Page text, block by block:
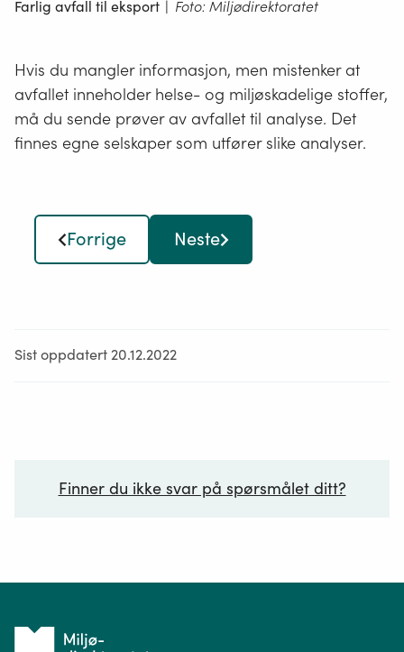
Farlig avfall til eksport | Foto: Miljødirektoratet
Hvis du mangler informasjon, men mistenker at
avfallet inneholder helse- og miljøskadelige stoffer,
må du sende prøver av avfallet til analyse. Det
finnes egne selskaper som utfører slike analyser.
Forrige Neste
Sist oppdatert 20.12.2022
Finner du ikke svar på spørsmålet ditt?
Tilbake